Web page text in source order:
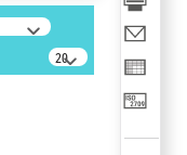
20
résultats/page